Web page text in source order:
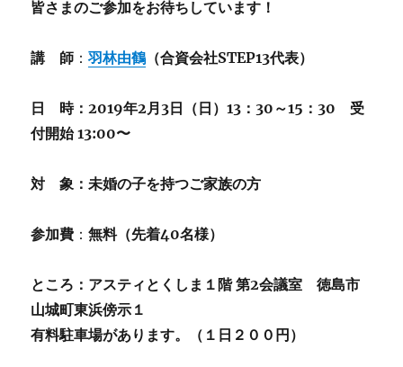
皆さまのご参加をお待ちしています！
講 師 ：羽林由鶴 （合資会社STEP13代表）
日 時：2019年2月3日（日）13：30～15：30 受
付開始 13:00〜
対 象：未婚の子を持つご家族の方
参加費 ：無料（先着40名様）
ところ：アスティとくしま１階 第2会議室 徳島市
山城町東浜傍示１
有料駐車場があります。（１日２００円）